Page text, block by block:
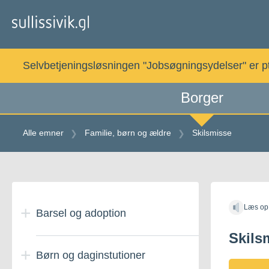
Selvbetjeningsløsningen "Jobsøgningsydelser" er
Borger
Alle emner Familie, børn og ældre Skilsmisse
indholdetBarsel og adoption
Adoption
Børn og daginstutioner
Læs op